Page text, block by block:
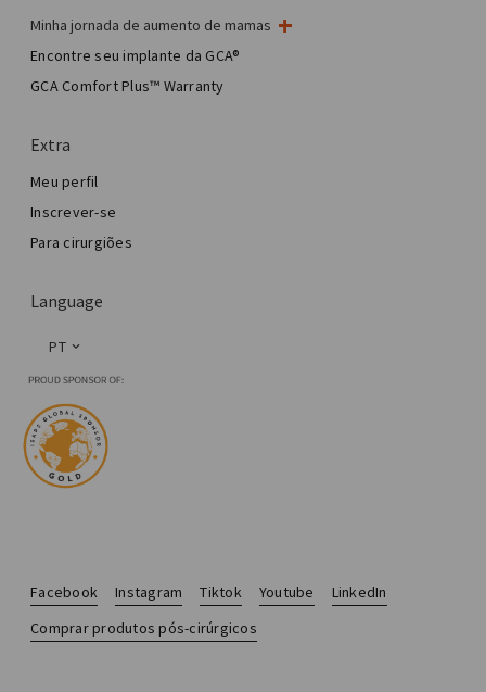
Minha jornada de aumento de mamas
Minha cirurgia de mama
Cirurgia estética de mama
Total Breast Reconstruction™
Encontre seu implante da GCA®
GCA Comfort Plus™ Warranty
Extra
Meu perfil
Inscrever-se
Para cirurgiões
Language
PT
Facebook Instagram Tiktok Youtube
LinkedIn
Comprar produtos pós-cirúrgicos